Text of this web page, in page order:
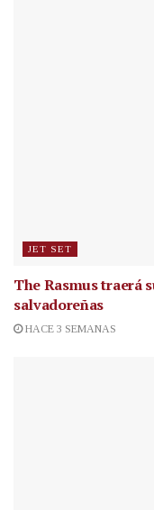
JET SET
The Rasmus traerá
salvadoreñas
HACE 3 SEMANAS